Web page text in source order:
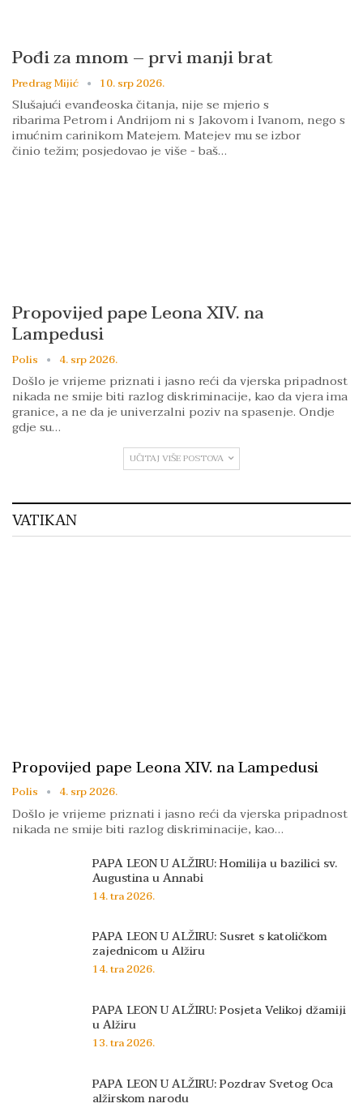
Pođi za mnom – prvi manji brat
Predrag Mijić 10. srp 2026.
Slušajući evanđeoska čitanja, nije se mjerio s
ribarima Petrom i Andrijom ni s Jakovom i Ivanom, nego s
imućnim carinikom Matejem. Matejev mu se izbor
činio težim; posjedovao je više - baš…
Propovijed pape Leona XIV. na
Lampedusi
Polis 4. srp 2026.
Došlo je vrijeme priznati i jasno reći da vjerska pripadnost
nikada ne smije biti razlog diskriminacije, kao da vjera ima
granice, a ne da je univerzalni poziv na spasenje. Ondje
gdje su…
UČITAJ VIŠE POSTOVA
VATIKAN
Propovijed pape Leona XIV. na Lampedusi
Polis 4. srp 2026.
Došlo je vrijeme priznati i jasno reći da vjerska pripadnost
nikada ne smije biti razlog diskriminacije, kao…
PAPA LEON U ALŽIRU: Homilija u bazilici sv.
Augustina u Annabi
14. tra 2026.
PAPA LEON U ALŽIRU: Susret s katoličkom
zajednicom u Alžiru
14. tra 2026.
PAPA LEON U ALŽIRU: Posjeta Velikoj džamiji
u Alžiru
13. tra 2026.
PAPA LEON U ALŽIRU: Pozdrav Svetog Oca
alžirskom narodu